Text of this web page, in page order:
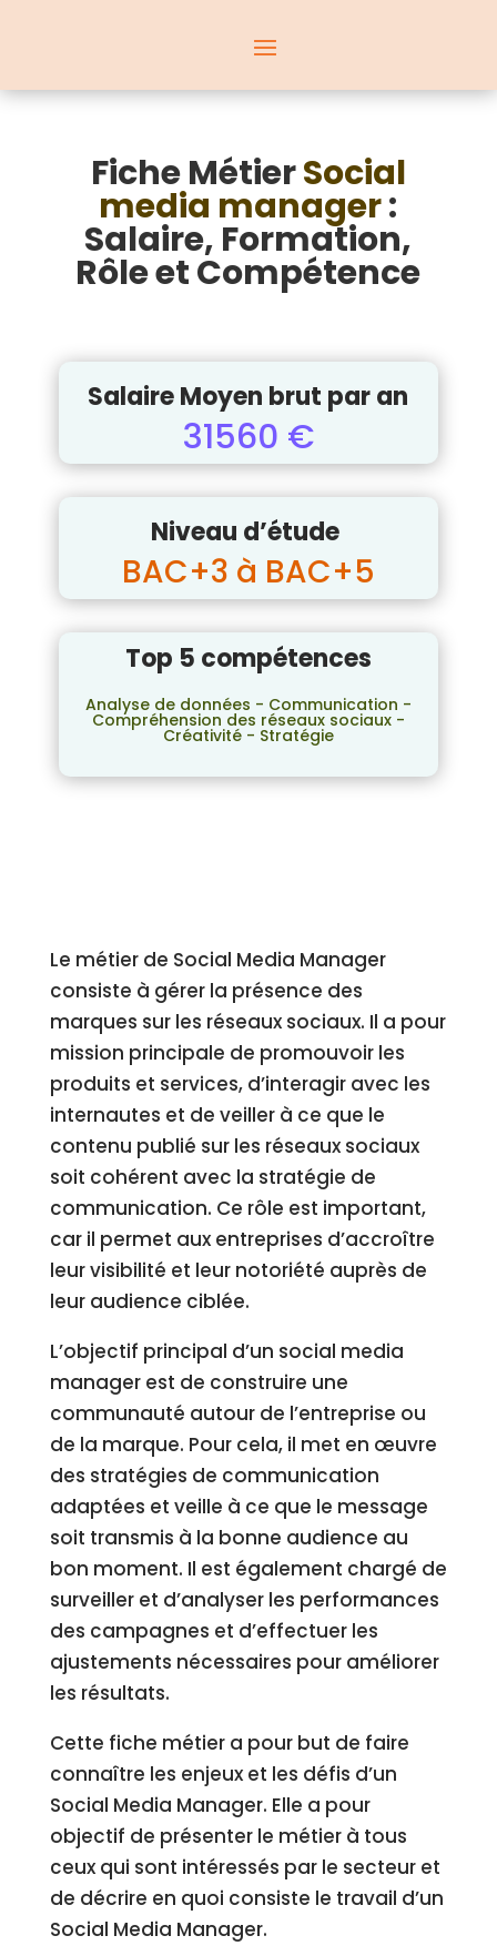
Fiche MétierSocial
media manager:
Salaire, Formation,
Rôle et Compétence
Salaire Moyen brut par an
31560 €
Niveau d’étude
BAC+3 à BAC+5
Top 5 compétences
Analyse de données - Communication -
Compréhension des réseaux sociaux -
Créativité - Stratégie
Le métier de Social Media Manager
consiste à gérer la présence des
marques sur les réseaux sociaux. Il a pour
mission principale de promouvoir les
produits et services, d’interagir avec les
internautes et de veiller à ce que le
contenu publié sur les réseaux sociaux
soit cohérent avec la stratégie de
communication. Ce rôle est important,
car il permet aux entreprises d’accroître
leur visibilité et leur notoriété auprès de
leur audience ciblée.
L’objectif principal d’un social media
manager est de construire une
communauté autour de l’entreprise ou
de la marque. Pour cela, il met en œuvre
des stratégies de communication
adaptées et veille à ce que le message
soit transmis à la bonne audience au
bon moment. Il est également chargé de
surveiller et d’analyser les performances
des campagnes et d’effectuer les
ajustements nécessaires pour améliorer
les résultats.
Cette fiche métier a pour but de faire
connaître les enjeux et les défis d’un
Social Media Manager. Elle a pour
objectif de présenter le métier à tous
ceux qui sont intéressés par le secteur et
de décrire en quoi consiste le travail d’un
Social Media Manager.